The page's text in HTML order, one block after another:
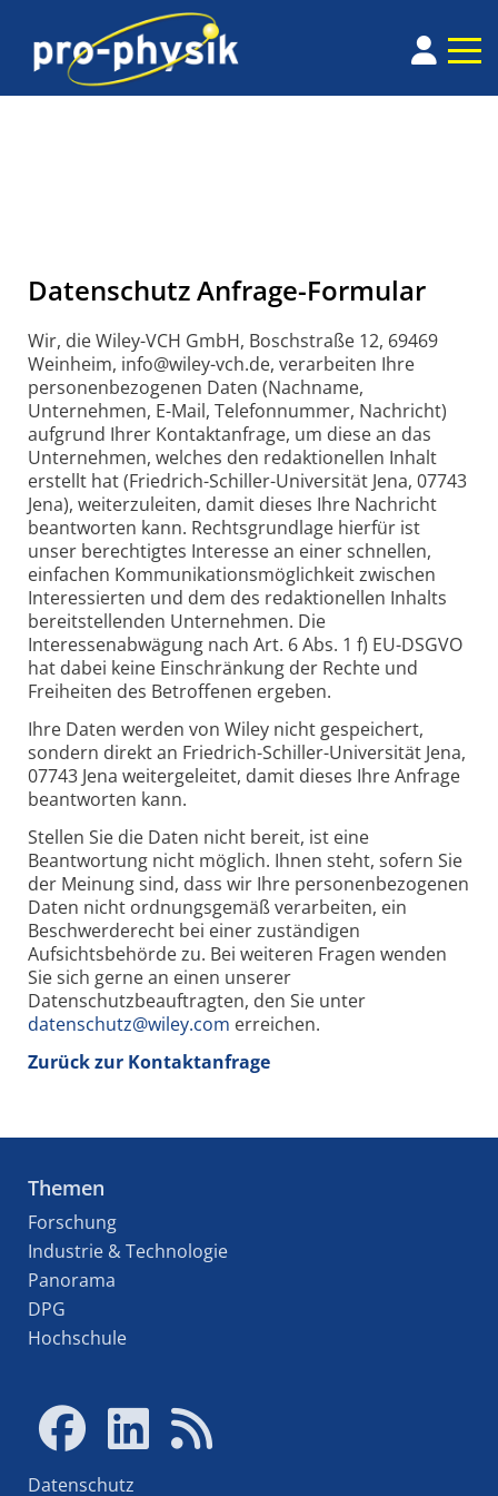
Datenschutz Anfrage-Formular
Wir, die Wiley-VCH GmbH, Boschstraße 12, 69469
Weinheim, info@wiley-vch.de, verarbeiten Ihre
personenbezogenen Daten (Nachname,
Unternehmen, E-Mail, Telefonnummer, Nachricht)
aufgrund Ihrer Kontaktanfrage, um diese an das
Unternehmen, welches den redaktionellen Inhalt
erstellt hat (Friedrich-Schiller-Universität Jena, 07743
Jena), weiterzuleiten, damit dieses Ihre Nachricht
beantworten kann. Rechtsgrundlage hierfür ist
unser berechtigtes Interesse an einer schnellen,
einfachen Kommunikationsmöglichkeit zwischen
Interessierten und dem des redaktionellen Inhalts
bereitstellenden Unternehmen. Die
Interessenabwägung nach Art. 6 Abs. 1 f) EU-DSGVO
hat dabei keine Einschränkung der Rechte und
Freiheiten des Betroffenen ergeben.
Ihre Daten werden von Wiley nicht gespeichert,
sondern direkt an Friedrich-Schiller-Universität Jena,
07743 Jena weitergeleitet, damit dieses Ihre Anfrage
beantworten kann.
Stellen Sie die Daten nicht bereit, ist eine
Beantwortung nicht möglich. Ihnen steht, sofern Sie
der Meinung sind, dass wir Ihre personenbezogenen
Daten nicht ordnungsgemäß verarbeiten, ein
Beschwerderecht bei einer zuständigen
Aufsichtsbehörde zu. Bei weiteren Fragen wenden
Sie sich gerne an einen unserer
Datenschutzbeauftragten, den Sie unter
datenschutz@wiley.com erreichen.
Zurück zur Kontaktanfrage
Themen
Forschung
Industrie & Technologie
Panorama
DPG
Hochschule
Datenschutz